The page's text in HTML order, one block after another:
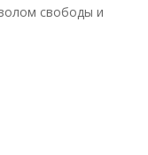
свободы и